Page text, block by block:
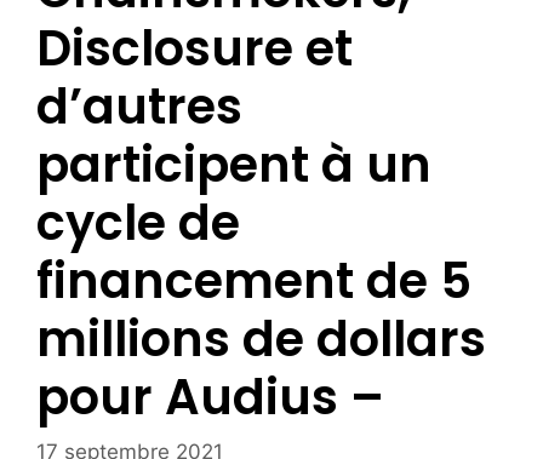
Disclosure et
d’autres
participent à un
cycle de
financement de 5
millions de dollars
pour Audius –
17 septembre 2021